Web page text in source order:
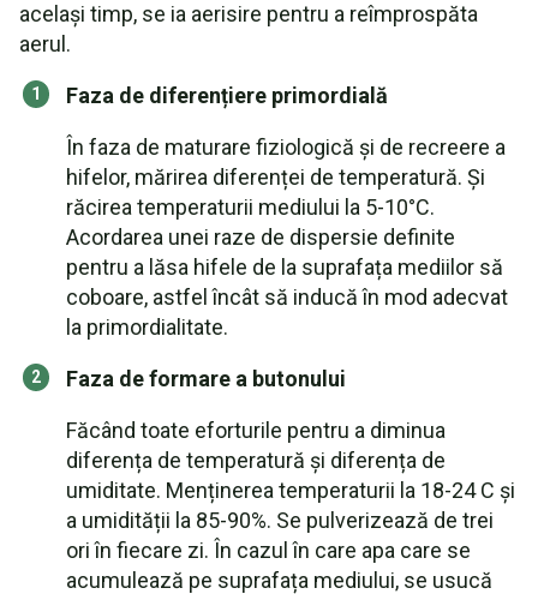
același timp, se ia aerisire pentru a reîmprospăta
aerul.
Faza de diferențiere primordială
În faza de maturare fiziologică și de recreere a
hifelor, mărirea diferenței de temperatură. Și
răcirea temperaturii mediului la 5-10°C.
Acordarea unei raze de dispersie definite
pentru a lăsa hifele de la suprafața mediilor să
coboare, astfel încât să inducă în mod adecvat
la primordialitate.
Faza de formare a butonului
Făcând toate eforturile pentru a diminua
diferența de temperatură și diferența de
umiditate. Menținerea temperaturii la 18-24 C și
a umidității la 85-90%. Se pulverizează de trei
ori în fiecare zi. În cazul în care apa care se
acumulează pe suprafața mediului, se usucă